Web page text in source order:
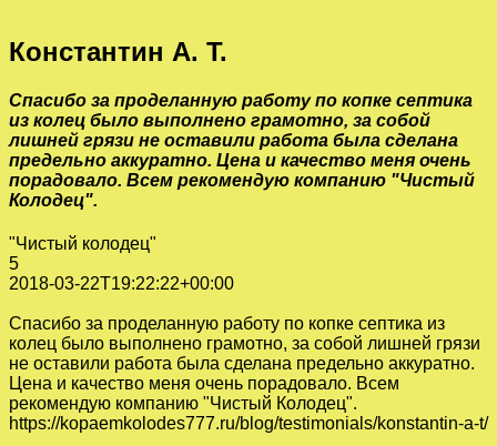
Константин А. Т.
Спасибо за проделанную работу по копке септика
из колец было выполнено грамотно, за собой
лишней грязи не оставили работа была сделана
предельно аккуратно. Цена и качество меня очень
порадовало. Всем рекомендую компанию "Чистый
Колодец".
"Чистый колодец"
5
2018-03-22T19:22:22+00:00
Спасибо за проделанную работу по копке септика из
колец было выполнено грамотно, за собой лишней грязи
не оставили работа была сделана предельно аккуратно.
Цена и качество меня очень порадовало. Всем
рекомендую компанию "Чистый Колодец".
https://kopaemkolodes777.ru/blog/testimonials/konstantin-a-t/